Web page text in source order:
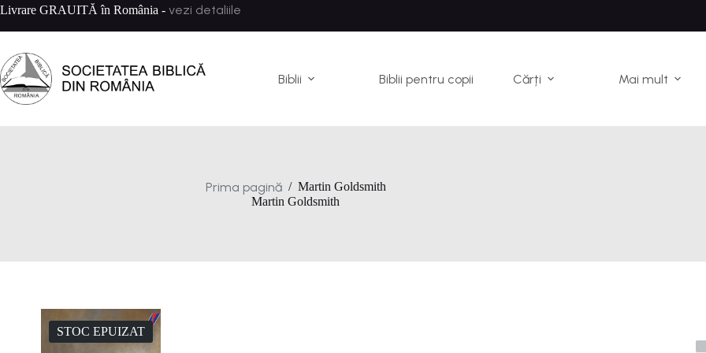
Sari
conținut
Livrare GRAUITĂ în România - vezi detaliile
Biblii Biblii pentru copii Cărți Mai mult
Prima pagină / Martin Goldsmith
Martin Goldsmith
STOC EPUIZAT